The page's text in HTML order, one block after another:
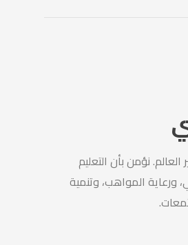
نؤمن بأن التعليم
ورعاية المواهب، وتنمية